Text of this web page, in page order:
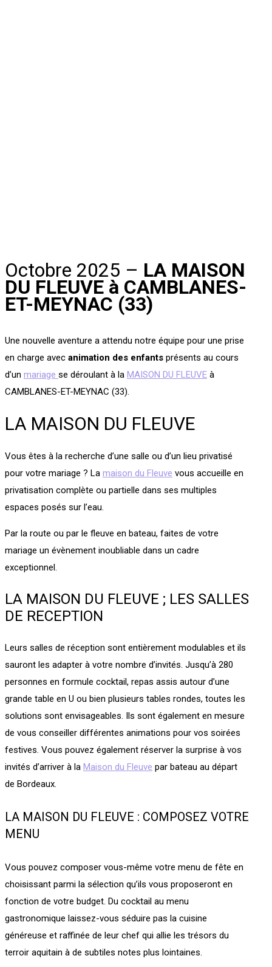
Octobre 2025 – LA MAISON
DU FLEUVE à CAMBLANES-
ET-MEYNAC (33)
Une nouvelle aventure a attendu notre équipe pour une prise
en charge avec animation des enfants présents au cours
d’un mariage se déroulant à la MAISON DU FLEUVE à
CAMBLANES-ET-MEYNAC (33).
LA MAISON DU FLEUVE
Vous êtes à la recherche d’une salle ou d’un lieu privatisé
pour votre mariage ? La maison du Fleuve vous accueille en
privatisation complète ou partielle dans ses multiples
espaces posés sur l’eau.
Par la route ou par le fleuve en bateau, faites de votre
mariage un évènement inoubliable dans un cadre
exceptionnel.
LA MAISON DU FLEUVE ; LES SALLES
DE RECEPTION
Leurs salles de réception sont entièrement modulables et ils
sauront les adapter à votre nombre d’invités. Jusqu’à 280
personnes en formule cocktail, repas assis autour d’une
grande table en U ou bien plusieurs tables rondes, toutes les
solutions sont envisageables. Ils sont également en mesure
de vous conseiller différentes animations pour vos soirées
festives. Vous pouvez également réserver la surprise à vos
invités d’arriver à la Maison du Fleuve par bateau au départ
de Bordeaux.
LA MAISON DU FLEUVE : COMPOSEZ VOTRE
MENU
Vous pouvez composer vous-même votre menu de fête en
choisissant parmi la sélection qu’ils vous proposeront en
fonction de votre budget. Du cocktail au menu
gastronomique laissez-vous séduire pas la cuisine
généreuse et raffinée de leur chef qui allie les trésors du
terroir aquitain à de subtiles notes plus lointaines.